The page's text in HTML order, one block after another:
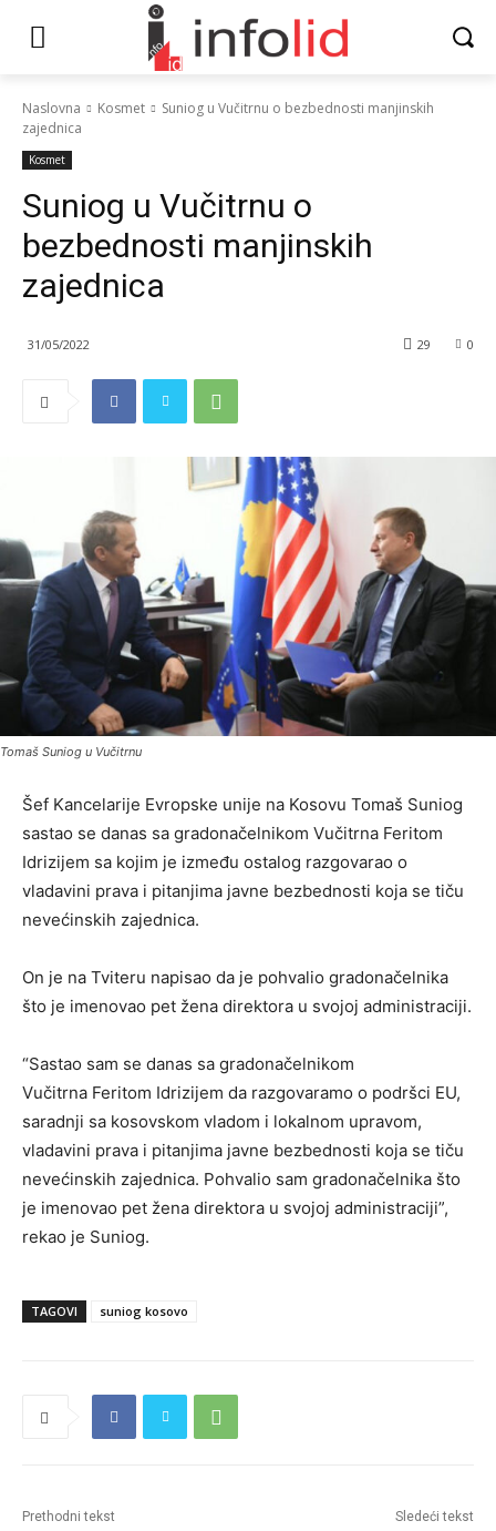
Naslovna Kosmet
Suniog u Vučitrnu o bezbednosti manjinskih
zajednica
Kosmet
Suniog u Vučitrnu o
bezbednosti manjinskih
zajednica
31/05/2022 0
29
Tomaš Suniog u Vučitrnu
Šef Kancelarije Evropske unije na Kosovu Tomaš Suniog
sastao se danas sa gradonačelnikom Vučitrna Feritom
Idrizijem sa kojim je između ostalog razgovarao o
vladavini prava i pitanjima javne bezbednosti koja se tiču
nevećinskih zajednica.
On je na Tviteru napisao da je pohvalio gradonačelnika
što je imenovao pet žena direktora u svojoj administraciji.
“Sastao sam se danas sa gradonačelnikom
Vučitrna Feritom Idrizijem da razgovaramo o podršci EU,
saradnji sa kosovskom vladom i lokalnom upravom,
vladavini prava i pitanjima javne bezbednosti koja se tiču
nevećinskih zajednica. Pohvalio sam gradonačelnika što
je imenovao pet žena direktora u svojoj administraciji”,
rekao je Suniog.
TAGOVI suniog kosovo
Prethodni tekst Sledeći tekst